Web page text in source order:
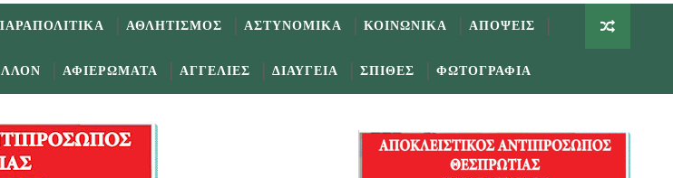
ΑΘΛΗΤΙΣΜΟΣ ΑΣΤΥΝΟΜΙΚΑ ΚΟΙΝΩΝΙΚΑ ΑΠΟΨΕΙΣ
ΑΦΙΕΡΩΜΑΤΑ ΑΓΓΕΛΙΕΣ ΔΙΑΥΓΕΙΑ ΣΠΙΘΕΣ ΦΩΤΟΓΡΑΦΙΑ